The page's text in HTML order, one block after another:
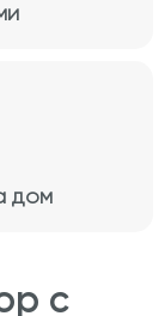
дом
с